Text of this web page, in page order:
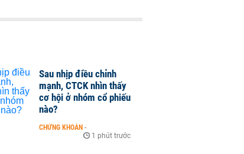
Sau nhịp điều chỉnh
mạnh, CTCK nhìn thấy
cơ hội ở nhóm cổ phiếu
nào?
CHỨNG KHOÁN -
1 phút trước